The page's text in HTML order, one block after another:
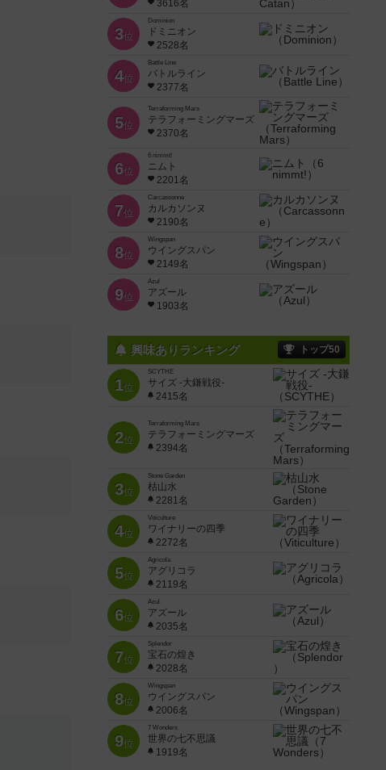
3616名
3位
Dominion
ドミニオン
2528名
4位
Battle Line
バトルライン
2377名
5位
Terraforming Mars
テラフォーミングマーズ
2370名
6位
6 nimmt!
ニムト
2201名
7位
Carcassonne
カルカソンヌ
2190名
8位
Wingspan
ウイングスパン
2149名
9位
Azul
アズール
1903名
興味ありランキング トップ50
1位
SCYTHE
サイズ -大鎌戦役-
2415名
2位
Terraforming Mars
テラフォーミングマーズ
2394名
3位
Stone Garden
枯山水
2281名
4位
Viticulture
ワイナリーの四季
2272名
5位
Agricola
アグリコラ
2119名
6位
Azul
アズール
2035名
7位
Splendor
宝石の煌き
2028名
8位
Wingspan
ウイングスパン
2006名
9位
7 Wonders
世界の七不思議
1919名